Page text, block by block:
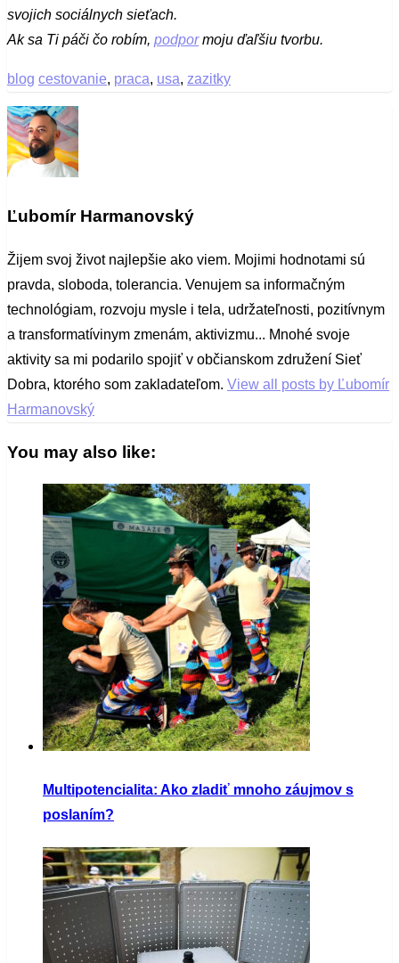
svojich sociálnych sieťach.
Ak sa Ti páči čo robím, podpormoju ďaľšiu tvorbu.
blog cestovanie, praca, usa, zazitky
Ľubomír Harmanovský
Žijem svoj život najlepšie ako viem. Mojimi hodnotami sú
pravda, sloboda, tolerancia. Venujem sa informačným
technológiam, rozvoju mysle i tela, udržateľnosti, pozitívnym
a transformatívinym zmenám, aktivizmu... Mnohé svoje
aktivity sa mi podarilo spojiť v občianskom združení Sieť
Dobra, ktorého som zakladateľom. View all posts by Ľubomír
Harmanovský
You may also like:
Multipotencialita: Ako zladiť mnoho záujmov s
poslaním?